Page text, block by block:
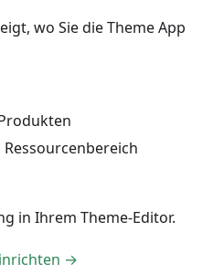
wo Sie die Theme App
in Ihrem Theme-Editor.
→